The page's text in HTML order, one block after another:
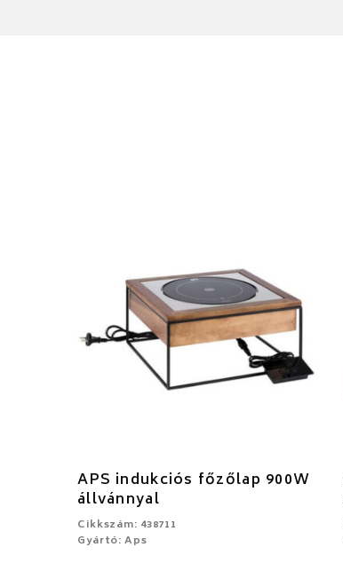
APS indukciós főzőlap 900W
állvánnyal
Cikkszám: 438711
Gyártó: Aps